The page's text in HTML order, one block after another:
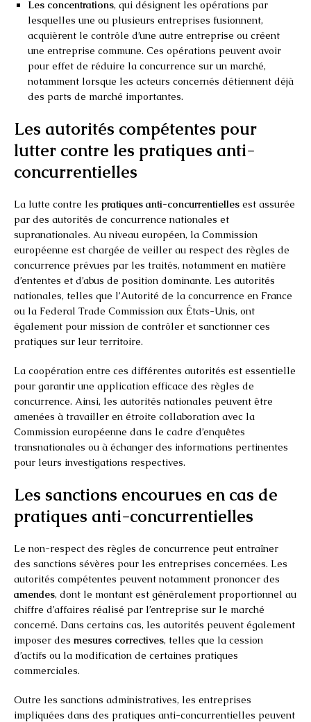
Les concentrations, qui désignent les opérations par
lesquelles une ou plusieurs entreprises fusionnent,
acquièrent le contrôle d’une autre entreprise ou créent
une entreprise commune. Ces opérations peuvent avoir
pour effet de réduire la concurrence sur un marché,
notamment lorsque les acteurs concernés détiennent déjà
des parts de marché importantes.
Les autorités compétentes pour
lutter contre les pratiques anti-
concurrentielles
La lutte contre les pratiques anti-concurrentielles est assurée
par des autorités de concurrence nationales et
supranationales. Au niveau européen, la Commission
européenne est chargée de veiller au respect des règles de
concurrence prévues par les traités, notamment en matière
d’ententes et d’abus de position dominante. Les autorités
nationales, telles que l’Autorité de la concurrence en France
ou la Federal Trade Commission aux États-Unis, ont
également pour mission de contrôler et sanctionner ces
pratiques sur leur territoire.
La coopération entre ces différentes autorités est essentielle
pour garantir une application efficace des règles de
concurrence. Ainsi, les autorités nationales peuvent être
amenées à travailler en étroite collaboration avec la
Commission européenne dans le cadre d’enquêtes
transnationales ou à échanger des informations pertinentes
pour leurs investigations respectives.
Les sanctions encourues en cas de
pratiques anti-concurrentielles
Le non-respect des règles de concurrence peut entraîner
des sanctions sévères pour les entreprises concernées. Les
autorités compétentes peuvent notamment prononcer des
amendes, dont le montant est généralement proportionnel au
chiffre d’affaires réalisé par l’entreprise sur le marché
concerné. Dans certains cas, les autorités peuvent également
imposer des mesures correctives, telles que la cession
d’actifs ou la modification de certaines pratiques
commerciales.
Outre les sanctions administratives, les entreprises
impliquées dans des pratiques anti-concurrentielles peuvent